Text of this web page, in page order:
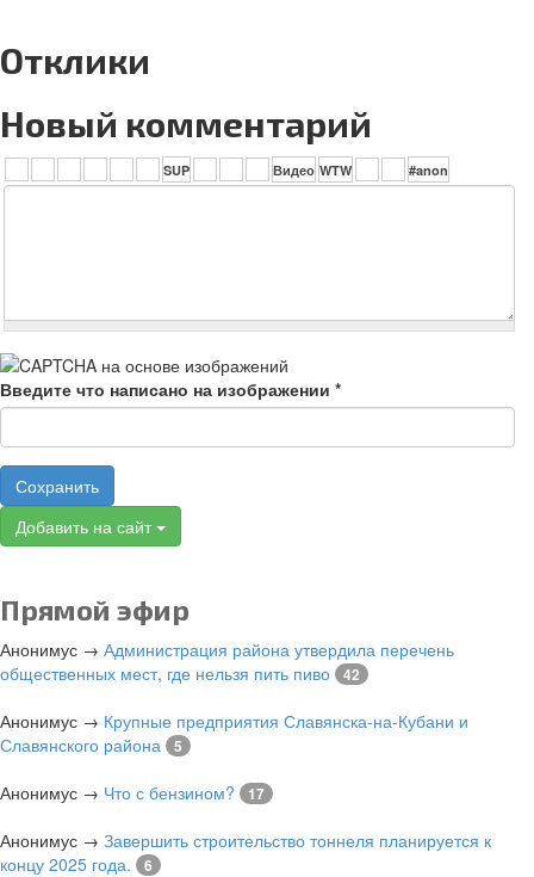
Отклики
Новый комментарий
Введите что написано на изображении *
Сохранить
Добавить на сайт
Прямой эфир
Анонимус → Администрация района утвердила перечень
общественных мест, где нельзя пить пиво
42
Анонимус → Крупные предприятия Славянска-на-Кубани и
Славянского района
5
Анонимус → Что с бензином? 17
Анонимус → Завершить строительство тоннеля планируется к
концу 2025 года.
6